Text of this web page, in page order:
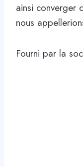
ainsi converger
nous
Fourni par la